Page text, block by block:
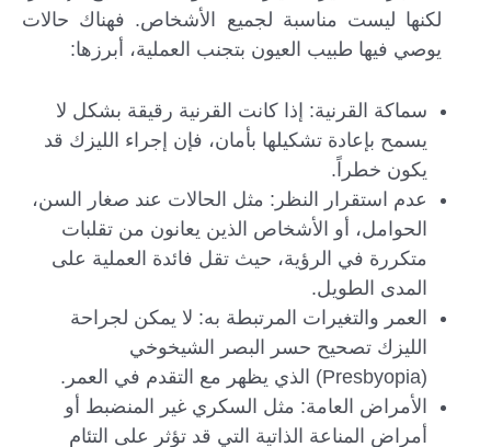
لكنها ليست مناسبة لجميع الأشخاص. فهناك حالات
يوصي فيها طبيب العيون بتجنب العملية، أبرزها:
سماكة القرنية: إذا كانت القرنية رقيقة بشكل لا
يسمح بإعادة تشكيلها بأمان، فإن إجراء الليزك قد
يكون خطراً.
عدم استقرار النظر: مثل الحالات عند صغار السن،
الحوامل، أو الأشخاص الذين يعانون من تقلبات
متكررة في الرؤية، حيث تقل فائدة العملية على
المدى الطويل.
العمر والتغيرات المرتبطة به: لا يمكن لجراحة
الليزك تصحيح حسر البصر الشيخوخي
(Presbyopia) الذي يظهر مع التقدم في العمر.
الأمراض العامة: مثل السكري غير المنضبط أو
أمراض المناعة الذاتية التي قد تؤثر على التئام